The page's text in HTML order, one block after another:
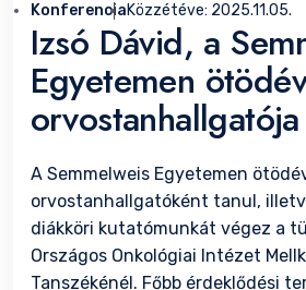
KonferenciaKözzétéve: 2025.11.05.
Izsó Dávid, a
Egyetemen
orvostanhallgatója
A Semmelweis Egyetemen
orvostanhallgatóként tanul,
diákköri kutatómunkát végez a
Országos Onkológiai Intézet
Tanszékénél. Főbb érdeklődési